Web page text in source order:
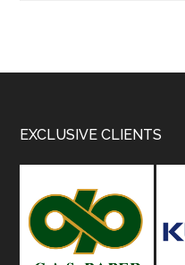
Footer
EXCLUSIVE CLIENTS